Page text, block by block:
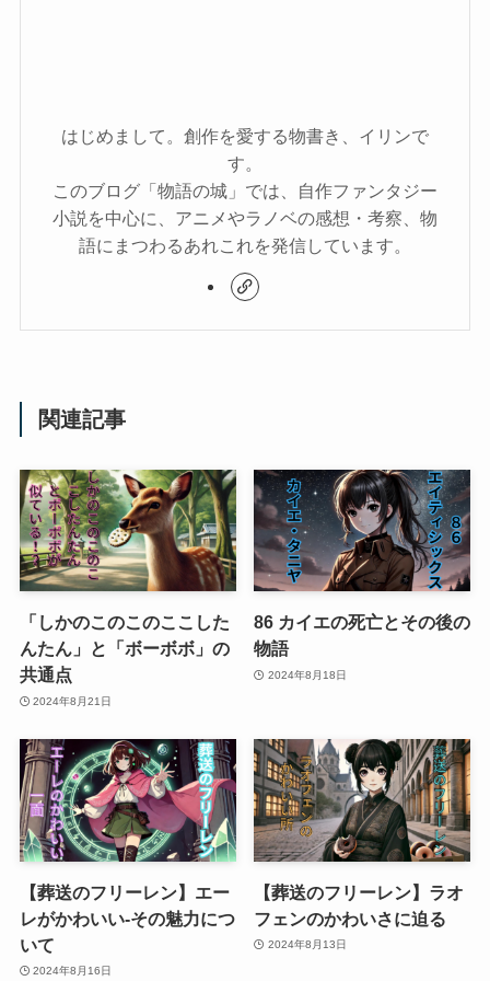
はじめまして。創作を愛する物書き、イリンで
す。
このブログ「物語の城」では、自作ファンタジー
小説を中心に、アニメやラノベの感想・考察、物
語にまつわるあれこれを発信しています。
関連記事
「しかのこのこのここした
んたん」と「ボーボボ」の
共通点
2024年8月21日
86 カイエの死亡とその後の
物語
2024年8月18日
【葬送のフリーレン】エー
レがかわいい-その魅力につ
いて
2024年8月16日
【葬送のフリーレン】ラオ
フェンのかわいさに迫る
2024年8月13日